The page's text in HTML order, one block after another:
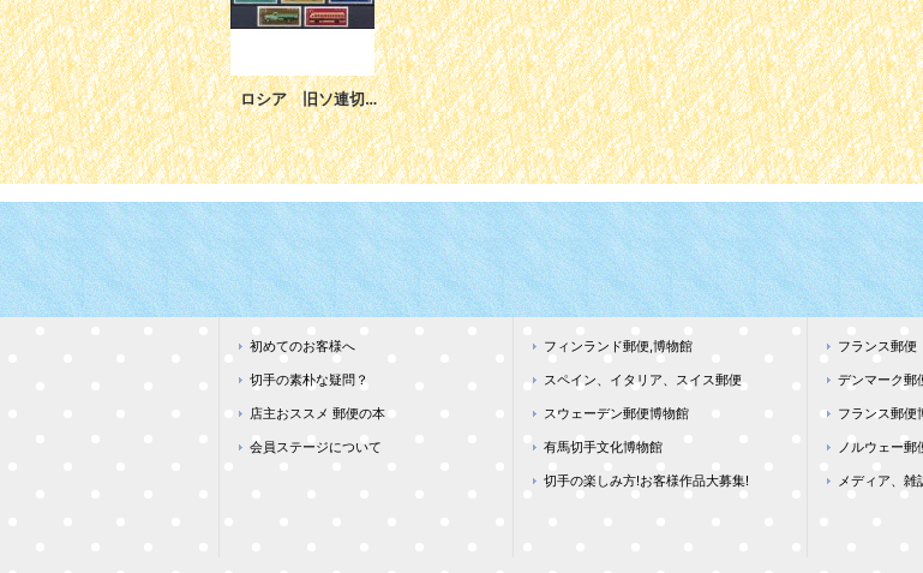
ロシア 旧ソ連切手 1976年 自動車 ソ連自動車産業の歴史（第4シリーズ） 5種
初めてのお客様へ
切手の素朴な疑問？
店主おススメ 郵便の本
会員ステージについて
フィンランド郵便,博物館
スペイン、イタリア、スイス郵便
スウェーデン郵便博物館
有馬切手文化博物館
切手の楽しみ方!お客様作品大募集!
フランス郵便
デンマーク郵
フランス郵便
ノルウェー郵
メディア、雑